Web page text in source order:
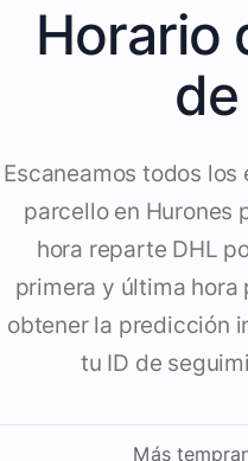
Horario
Escaneamos todos
parcello en Hurones
hora reparte DHL
primera y última hora
obtener la predicción
tu ID de
Más